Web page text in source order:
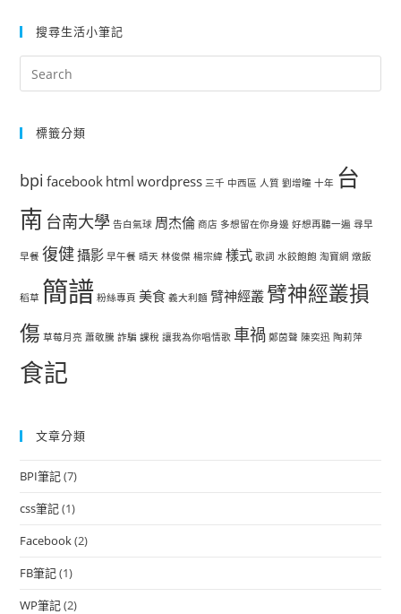
搜尋生活小筆記
標籤分類
bpi facebook html wordpress 三千 中西區 人質 劉增瞳 十年 台
南 台南大學 告白氣球 周杰倫 商店 多想留在你身邊 好想再聽一遍 尋早
早餐 復健攝影 早午餐 晴天 林俊傑 楊宗緯 樣式 歌詞 水餃飽飽 淘寶網 燉飯
稻草 簡譜 粉絲專頁 美食 義大利麵 臂神經叢 臂神經叢損
傷 草莓月亮 蕭敬騰 詐騙 課稅 讓我為你唱情歌 車禍 鄭茵聲 陳奕迅 陶莉萍
食記
文章分類
BPI筆記(7)
css筆記(1)
Facebook(2)
FB筆記(1)
WP筆記(2)